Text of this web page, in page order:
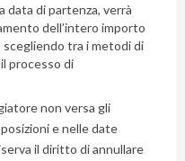
data di partenza, verrà
dell’intero importo
tra i metodi di
processo di
non versa gli
e nelle date
il diritto di annullare